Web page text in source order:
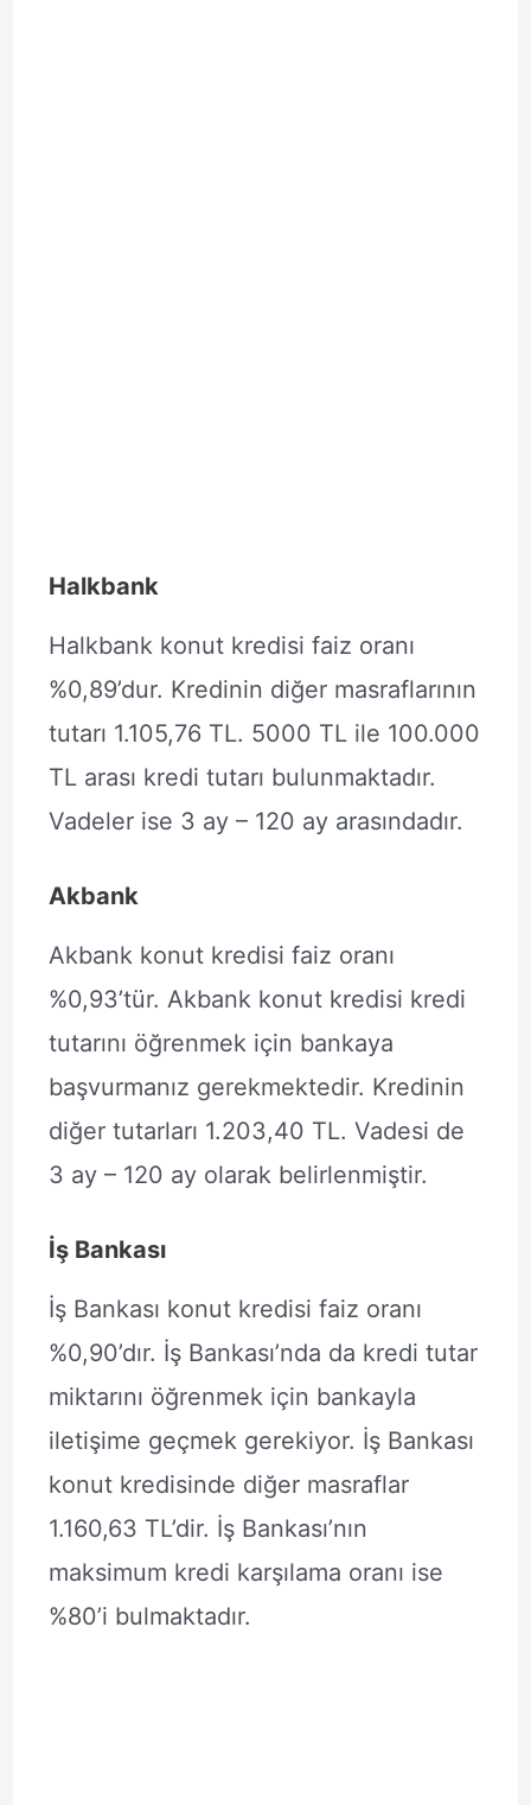
Halkbank
Halkbank konut kredisi faiz oranı
%0,89’dur. Kredinin diğer masraflarının
tutarı 1.105,76 TL. 5000 TL ile 100.000
TL arası kredi tutarı bulunmaktadır.
Vadeler ise 3 ay – 120 ay arasındadır.
Akbank
Akbank konut kredisi faiz oranı
%0,93’tür. Akbank konut kredisi kredi
tutarını öğrenmek için bankaya
başvurmanız gerekmektedir. Kredinin
diğer tutarları 1.203,40 TL. Vadesi de
3 ay – 120 ay olarak belirlenmiştir.
İş Bankası
İş Bankası konut kredisi faiz oranı
%0,90’dır. İş Bankası’nda da kredi tutar
miktarını öğrenmek için bankayla
iletişime geçmek gerekiyor. İş Bankası
konut kredisinde diğer masraflar
1.160,63 TL’dir. İş Bankası’nın
maksimum kredi karşılama oranı ise
%80’i bulmaktadır.